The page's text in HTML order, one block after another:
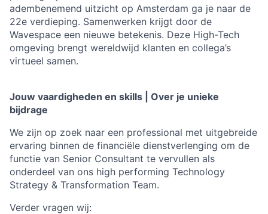
adembenemend uitzicht op Amsterdam ga je naar de
22e verdieping. Samenwerken krijgt door de
Wavespace een nieuwe betekenis. Deze High-Tech
omgeving brengt wereldwijd klanten en collega’s
virtueel samen.
Jouw vaardigheden en skills | Over je unieke
bijdrage
We zijn op zoek naar een professional met uitgebreide
ervaring binnen de financiële dienstverlenging om de
functie van Senior Consultant te vervullen als
onderdeel van ons high performing Technology
Strategy & Transformation Team.
Verder vragen wij: